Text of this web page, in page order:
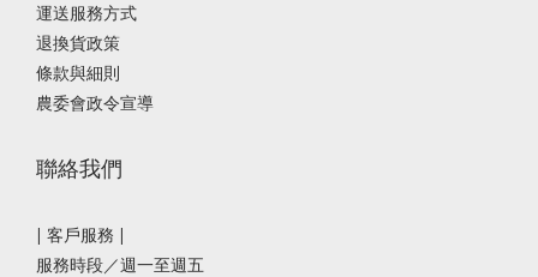
運送服務方式
退換貨政策
條款與細則
農委會政令宣導
聯絡我們
| 客戶服務 |
服務時段／週一至週五